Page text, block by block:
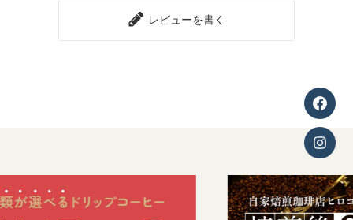
レビューを書く